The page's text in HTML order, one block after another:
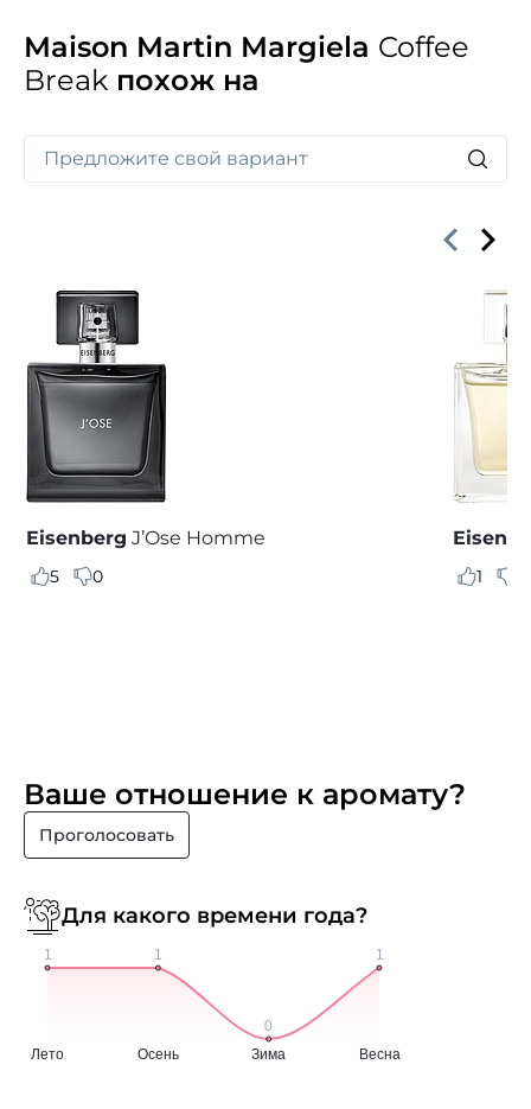
Maison Martin Margiela Coffee
Break похож на
Eisenberg J’Ose Homme
5 0 1
Ваше отношение к аромату?
Проголосовать
Для какого времени года?